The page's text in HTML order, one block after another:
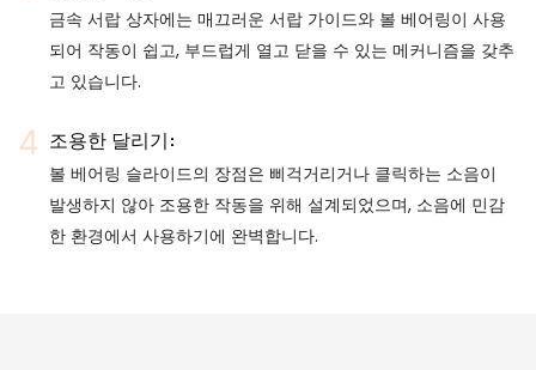
금속 서랍 상자에는 매끄러운 서랍 가이드와 볼 베어링이 사용
되어 작동이 쉽고, 부드럽게 열고 닫을 수 있는 메커니즘을 갖추
고 있습니다.
조용한 달리기:
볼 베어링 슬라이드의 장점은 삐걱거리거나 클릭하는 소음이
발생하지 않아 조용한 작동을 위해 설계되었으며, 소음에 민감
한 환경에서 사용하기에 완벽합니다.